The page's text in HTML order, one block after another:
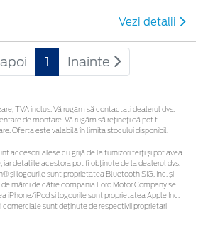
Vezi detalii
1 Inainte
TVA inclus. Vă rugăm să contactaţi dealerul dvs.
de montare. Vă rugăm să rețineți că pot fi
Oferta este valabilă în limita stocului disponibil.
accesorii alese cu grijă de la furnizori terți și pot avea
iar detaliile acestora pot fi obținute de la dealerul dvs.
și logourile sunt proprietatea Bluetooth SIG, Inc. și
mărci de către compania Ford Motor Company se
iPhone/iPod și logourile sunt proprietatea Apple Inc.
comerciale sunt deținute de respectivii proprietari